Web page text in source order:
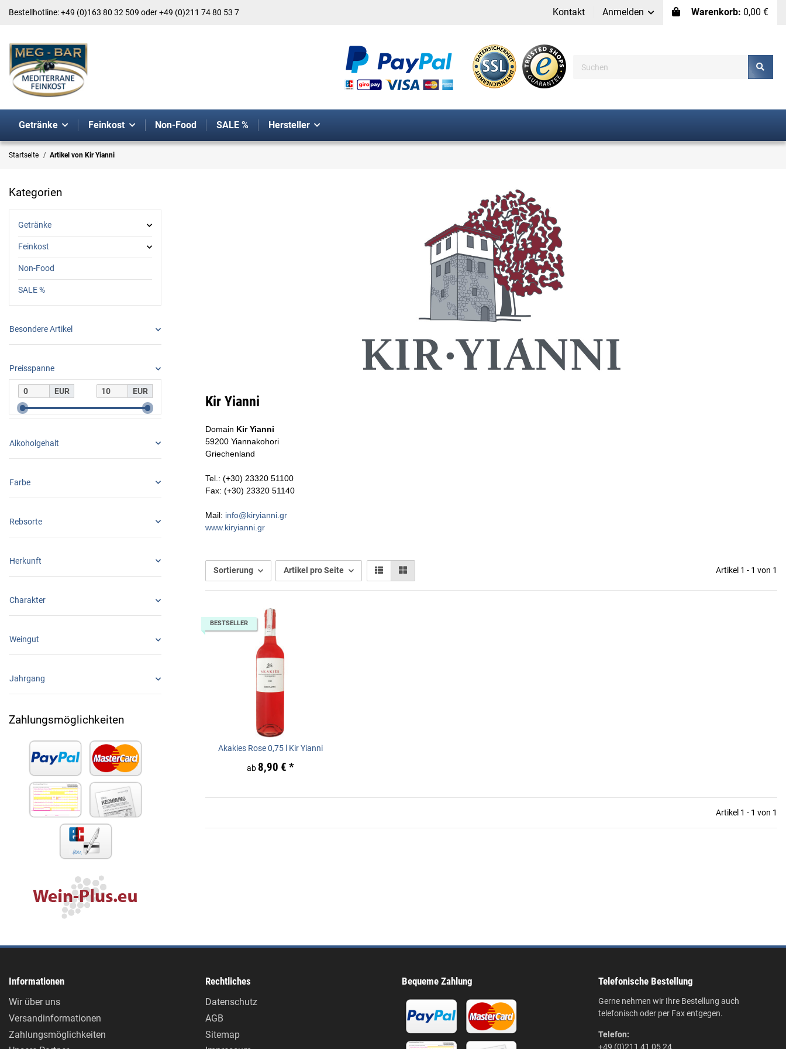
Bestellhotline: +49 (0)163 80 32 509 oder +49 (0)211 74 80 53 7 Kontakt Anmelden Warenkorb: 0,00 €
Getränke Feinkost Non-Food SALE % Hersteller
Startseite Artikel von Kir Yianni
Kir Yianni
Domain Kir Yianni
59200 Yiannakohori
Griechenland
Tel.: (+30) 23320 51100
Fax: (+30) 23320 51140
Mail: info@kiryianni.gr
www.kiryianni.gr
Sortierung Artikel pro Seite Artikel 1 - 1 von 1
BESTSELLER
Akakies Rose 0,75 l Kir Yianni
ab 8,90 € *
Artikel 1 - 1 von 1
Kategorien
Getränke
Feinkost
Non-Food
SALE %
Besondere Artikel
Preisspanne
EUR EUR
Alkoholgehalt
Farbe
Rebsorte
Herkunft
Charakter
Weingut
Jahrgang
Zahlungsmöglichkeiten
Informationen
Wir über uns
Versandinformationen
Zahlungsmöglichkeiten
Rechtliches
Datenschutz
AGB
Sitemap
Bequeme Zahlung Telefonische Bestellung
Gerne nehmen wir Ihre Bestellung auch
telefonisch oder per Fax entgegen.
Telefon:
+49 (0)211 41 05 24